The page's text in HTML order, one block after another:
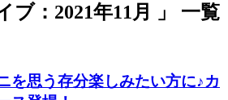
ブ：2021年11月 」 一覧
を思う存分楽しみたい方に♪カ